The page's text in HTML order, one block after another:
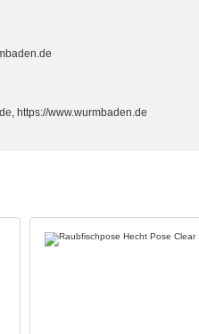
https://www.wurmbaden.de